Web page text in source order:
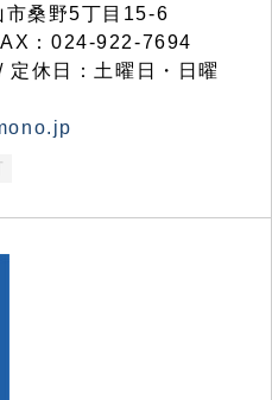
桑野5丁目15-6
：024-922-7694
休日：土曜日・日曜